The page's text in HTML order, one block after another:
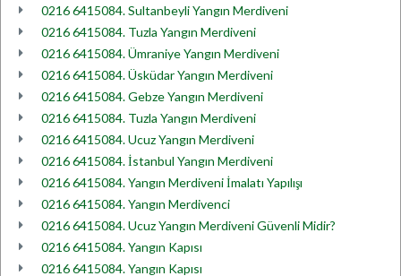
0216 6415084. Sultanbeyli Yangın Merdiveni
0216 6415084. Tuzla Yangın Merdiveni
0216 6415084. Ümraniye Yangın Merdiveni
0216 6415084. Üsküdar Yangın Merdiveni
0216 6415084. Gebze Yangın Merdiveni
0216 6415084. Tuzla Yangın Merdiveni
0216 6415084. Ucuz Yangın Merdiveni
0216 6415084. İstanbul Yangın Merdiveni
0216 6415084. Yangın Merdiveni İmalatı Yapılışı
0216 6415084. Yangın Merdivenci
0216 6415084. Ucuz Yangın Merdiveni Güvenli Midir?
0216 6415084. Yangın Kapısı
0216 6415084. Yangın Kapısı